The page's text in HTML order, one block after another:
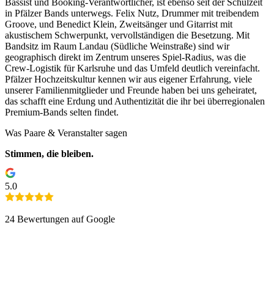
in Pfälzer Bands unterwegs. Felix Nutz, Drummer mit treibendem
Groove, und Benedict Klein, Zweitsänger und Gitarrist mit
akustischem Schwerpunkt, vervollständigen die Besetzung. Mit
Bandsitz im Raum Landau (Südliche Weinstraße) sind wir
geographisch direkt im Zentrum unseres Spiel-Radius, was die
Crew-Logistik für Karlsruhe und das Umfeld deutlich vereinfacht.
Pfälzer Hochzeitskultur kennen wir aus eigener Erfahrung, viele
unserer Familienmitglieder und Freunde haben bei uns geheiratet,
das schafft eine Erdung und Authentizität die ihr bei überregionalen
Premium-Bands selten findet.
Was Paare & Veranstalter sagen
Stimmen, die bleiben.
5.0
24 Bewertungen auf Google